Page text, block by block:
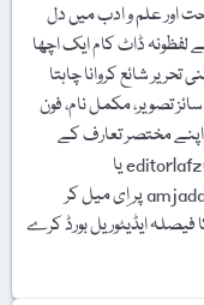
اور علم و ادب میں دل
ڈاٹ کام ایک اچھا
تحریر شائع کروانا چاہتا
تصویر، مکمل نام، فون
مختصر تعارف کے
ساتھ editorlafzuna@gmail.com یا
amjadalisahaab@gmail.com پر اِی میل کر
فیصلہ ایڈیٹوریل بورڈ کرے